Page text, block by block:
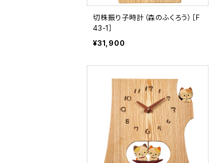
切株振り子時計（森のふくろう）［F
43-1］
¥31,900